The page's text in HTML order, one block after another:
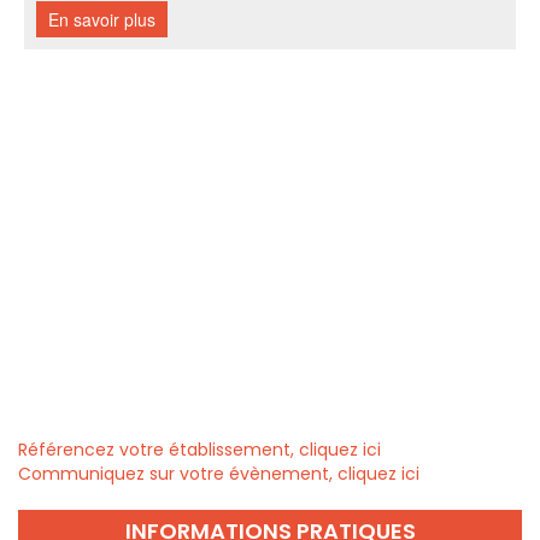
Référencez votre établissement, cliquez ici
Communiquez sur votre évènement, cliquez ici
INFORMATIONS PRATIQUES